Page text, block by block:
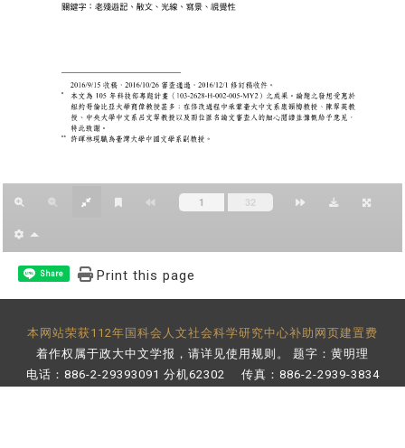
Share Print this page
本网站荣获112年国科会人文社会科学研究中心补助网页建置费
着作权属于政大中文学报，请详见使用规则 。 题字：黄明理
电话：886-2-29393091 分机62302 传真：886-2-2939-3834